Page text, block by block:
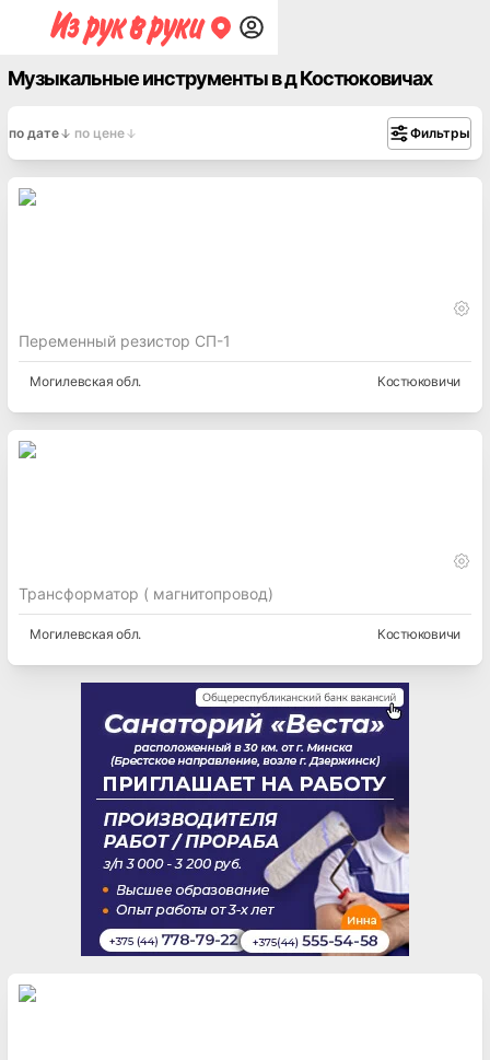
Музыкальные инструменты в д Костюковичах
по дате по цене Фильтры
Переменный резистор СП-1
Могилевская обл. Костюковичи
Трансформатор ( магнитопровод)
Могилевская обл. Костюковичи